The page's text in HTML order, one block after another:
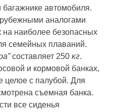
автомобиля.
аналогами
на наиболее безопасных
семейных плаваний.
составляет 250кг.
и кормовой банках,
целое с палубой. Для
съемная банка.
все сиденья